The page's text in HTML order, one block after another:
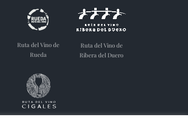
Ruta del Vino de
Rueda
Ruta del Vino de
Ribera del Duero